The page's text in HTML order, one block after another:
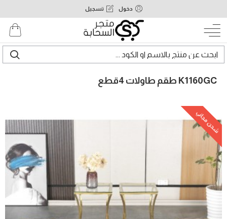
دخول تسجيل
K1160GC طقم طاولات 4قطع
شحن مجاني